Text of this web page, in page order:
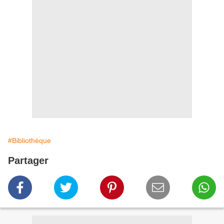
#Bibliothèque
Partager